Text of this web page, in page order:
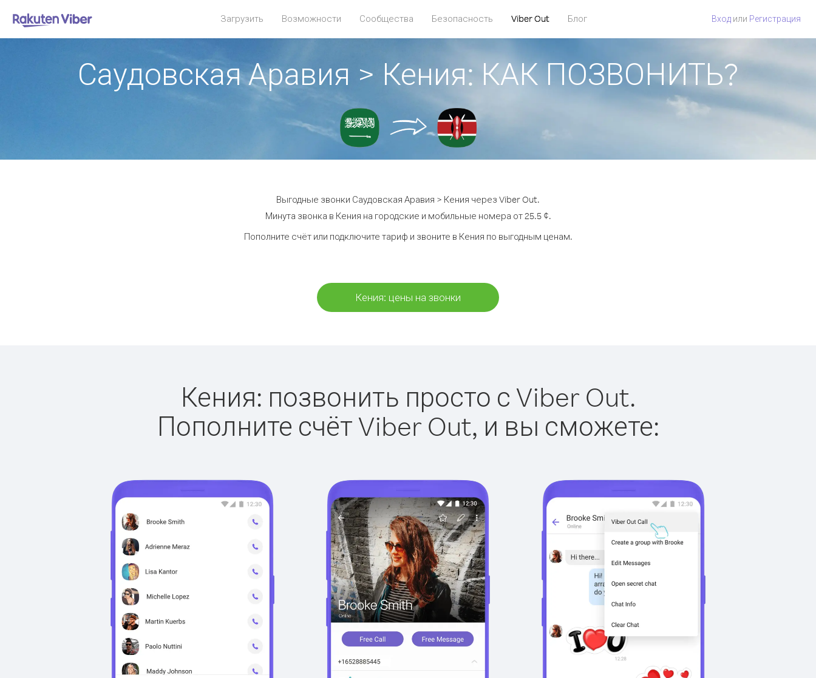
Загрузить Возможности Сообщества Безопасность Viber Out Блог Вход или Регистрация
Саудовская Аравия > Кения: КАК ПОЗВОНИТЬ?
Выгодные звонки Саудовская Аравия > Кения через Viber Out.
Минута звонка в Кения на городские и мобильные номера от 25.5 ¢.
Пополните счёт или подключите тариф и звоните в Кения по выгодным ценам.
Кения: цены на звонки
Кения: позвонить просто с Viber Out.
Пополните счёт Viber Out, и вы сможете: